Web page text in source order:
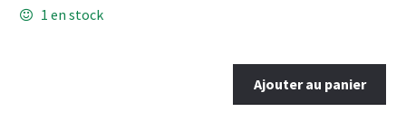
1 en stock
Ajouter au panier